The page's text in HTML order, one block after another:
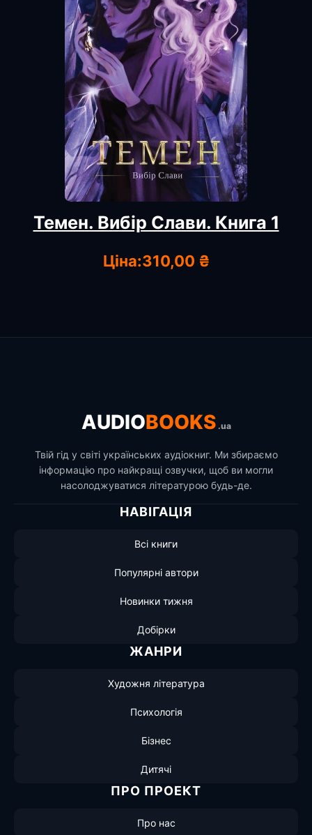
Темен. Вибір Слави. Книга 1
Ціна:310,00 ₴
AUDIOBOOKS .ua
Твій гід у світі українських аудіокниг. Ми збираємо
інформацію про найкращі озвучки, щоб ви могли
насолоджуватися літературою будь-де.
НАВІГАЦІЯ
Всі книги
Популярні автори
Новинки тижня
Добірки
ЖАНРИ
Художня література
Психологія
Бізнес
Дитячі
ПРО ПРОЕКТ
Про нас